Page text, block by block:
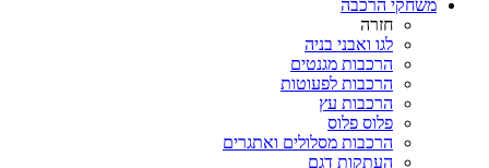
משחקי הרכבה
חזרה
לגו ואבני בניה
הרכבות מגנטים
הרכבות לפעוטות
הרכבות עץ
פלוס פלוס
הרכבות מסלולים ואתגרים
העתקות דגם